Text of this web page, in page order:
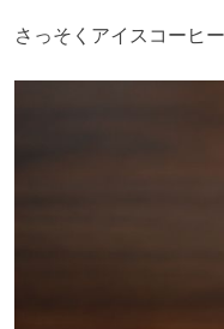
さっそくアイスコーヒ